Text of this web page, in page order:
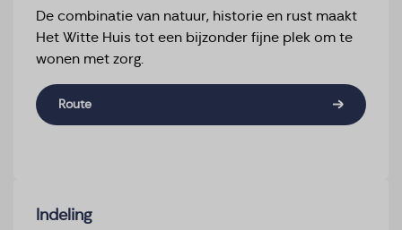
De combinatie van natuur, historie en rust maakt
Het Witte Huis tot een bijzonder fijne plek om te
wonen met zorg.
Route
Indeling